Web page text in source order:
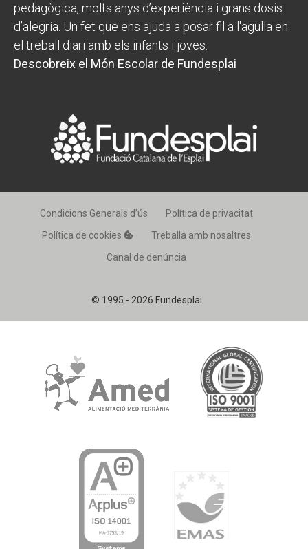
pedagògica, molts anys d’experiència i grans dosis
d’alegria. Un fet que ens ajuda a posar fil a l'agulla en
el treball diari amb els infants i joves.
Descobreix el Món Escolar de Fundesplai
© 1995 - 2026 Fundesplai
Condicions Generals d’ús
Política de privacitat
Política de cookies
Treballa amb nosaltres
Canal de denúncia